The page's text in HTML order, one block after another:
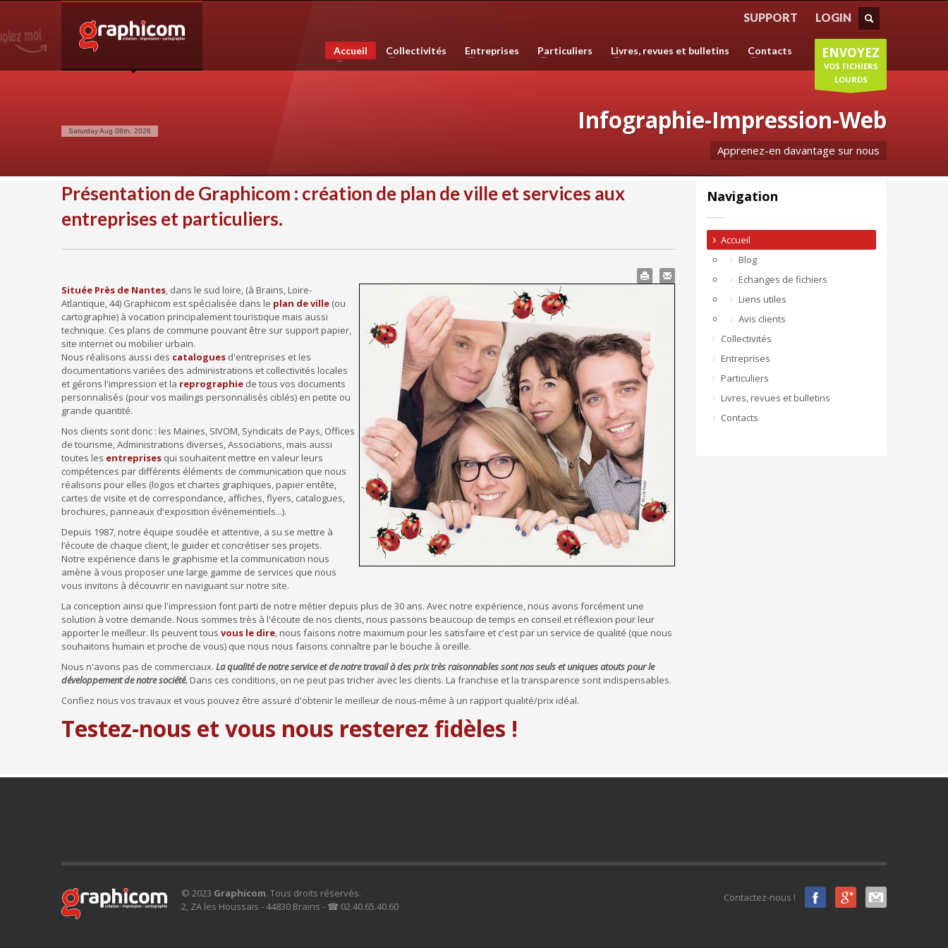
NOTRE SPÉCIALISATION
Notre entreprise familiale est spécialisée dans la cartographie, les plans de ville, mais est également compétente en infographie, en création
graphique, en impression grâce à nos presses numériques de haute qualité. Nous réalisons également des sites internet et couvrons donc
HORAIRES D'OUVERTURE
: 8:30-12:30/14:00-18:30
Vendredi
: 8:30-12:30/14:00-18:00
SUPPORT LOGIN
ENVOYEZ
VOS FICHIERS
LOURDS
Accueil Collectivités Entreprises Particuliers Livres, revues et bulletins Contacts
Saturday Aug 08th, 2026 Infographie-Impression-Web
Apprenez-en davantage sur nous
Présentation de Graphicom : création de plan de ville et services aux
entreprises et particuliers.
Située Près de Nantes , dans le sud loire, (à Brains, Loire-
Atlantique, 44) Graphicom est spécialisée dans le plan de ville (ou
cartographie) à vocation principalement touristique mais aussi
technique. Ces plans de commune pouvant être sur support papier,
site internet ou mobilier urbain.
Nous réalisons aussi des catalogues d'entreprises et les
documentations variées des administrations et collectivités locales
et gérons l'impression et la reprographie de tous vos documents
personnalisés (pour vos mailings personnalisés ciblés) en petite ou
grande quantité.
Nos clients sont donc : les Mairies, SIVOM, Syndicats de Pays, Offices
de tourisme, Administrations diverses, Associations, mais aussi
toutes les entreprises qui souhaitent mettre en valeur leurs
compétences par différents éléments de communication que nous
réalisons pour elles (logos et chartes graphiques, papier entête,
cartes de visite et de correspondance, affiches, flyers, catalogues,
brochures, panneaux d'exposition événementiels...).
Depuis 1987, notre équipe soudée et attentive, a su se mettre à
l’écoute de chaque client, le guider et concrétiser ses projets.
Notre expérience dans le graphisme et la communication nous
amène à vous proposer une large gamme de services que nous
vous invitons à découvrir en naviguant sur notre site.
La conception ainsi que l'impression font parti de notre métier depuis plus de 30 ans. Avec notre expérience, nous avons forcément une
solution à votre demande. Nous sommes très à l'écoute de nos clients, nous passons beaucoup de temps en conseil et réflexion pour leur
apporter le meilleur. Ils peuvent tous vous le dire , nous faisons notre maximum pour les satisfaire et c'est par un service de qualité (que nous
souhaitons humain et proche de vous) que nous nous faisons connaître par le bouche à oreille.
Nous n'avons pas de commerciaux. La qualité de notre service et de notre travail à des prix très raisonnables sont nos seuls et uniques atouts pour le
développement de notre société.Dans ces conditions, on ne peut pas tricher avec les clients. La franchise et la transparence sont indispensables.
Confiez nous vos travaux et vous pouvez être assuré d'obtenir le meilleur de nous-même à un rapport qualité/prix idéal.
Testez-nous et vous nous resterez fidèles !
Navigation
Accueil
Blog
Echanges de fichiers
Liens utiles
Avis clients
Collectivités
Entreprises
Particuliers
Livres, revues et bulletins
Contacts
Contactez-nous !
© 2023 Graphicom. Tous droits réservés.
2, ZA les Houssais - 44830 Brains - ☎ 02.40.65.40.60